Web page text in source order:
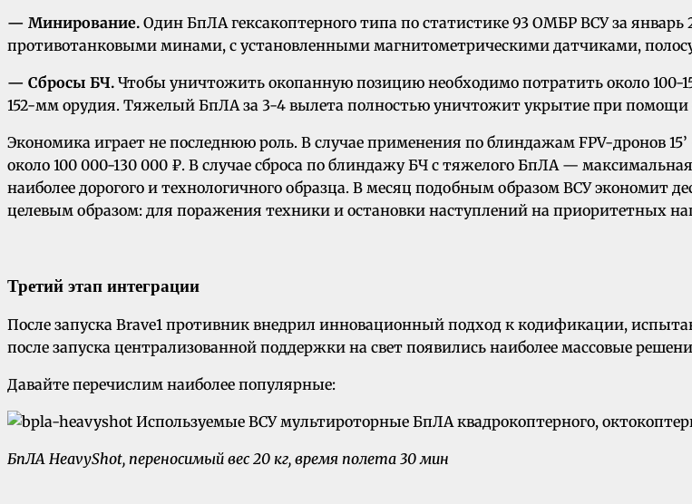
— Минирование. Один БпЛА гексакоптерного типа по статистике 93 ОМБР ВСУ за январь
противотанковыми минами, с установленными магнитометрическими датчиками,
— Сбросы БЧ. Чтобы уничтожить окопанную позицию необходимо потратить около
152-мм орудия. Тяжелый БпЛА за 3-4 вылета полностью уничтожит укрытие при
Экономика играет не последнюю роль. В случае применения по блиндажам FPV-дронов
около 100 000-130 000 ₽. В случае сброса по блиндажу БЧ с тяжелого БпЛА —
наиболее дорогого и технологичного образца. В месяц подобным образом ВСУ
целевым образом: для поражения техники и остановки наступлений на приоритетных
Третий этап интеграции
После запуска Brave1 противник внедрил инновационный подход к кодификации,
после запуска централизованной поддержки на свет появились наиболее массовые
Давайте перечислим наиболее популярные:
БпЛА HeavyShot, переносимый вес 20 кг, время полета 30 мин